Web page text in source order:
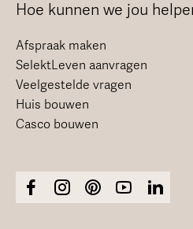
Hoe kunnen we jou
Afspraak maken
SelektLeven aanvragen
Veelgestelde vragen
Huis bouwen
Casco bouwen